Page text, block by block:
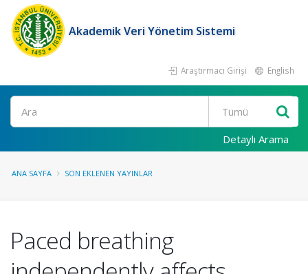
Akademik Veri Yönetim Sistemi
Araştırmacı Girişi English
Ara
Detaylı Arama
ANA SAYFA SON EKLENEN YAYINLAR
Paced breathing